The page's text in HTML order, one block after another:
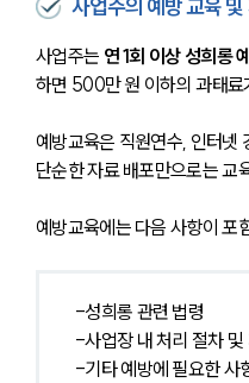
사업주의 예방 교육
사업주는 연 1회 이상 성희롱
하면 500만 원 이하의 과태료
예방교육은 직원연수, 인터넷
단순한 자료 배포만으로는 교
예방교육에는 다음 사항이 포
-성희롱 관련 법령
-사업장 내 처리 절차 및
-기타 예방에 필요한 사